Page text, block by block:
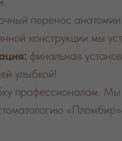
перенос
конструкции мы
финальная
улыбкой!
профессионалам.